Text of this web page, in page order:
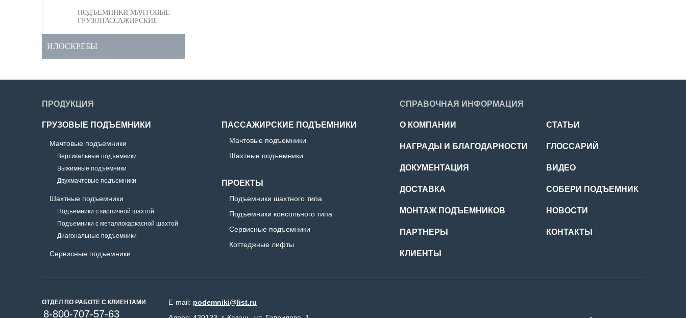
ПОДЪЕМНИКИ МАЧТОВЫЕ
ГРУЗОПАССАЖИРСКИЕ
ИЛОСКРЕБЫ
ПРОДУКЦИЯ
ГРУЗОВЫЕ ПОДЪЕМНИКИ
Мачтовые подъемники
Вертикальные подъемники
Выжимные подъемники
Двухмачтовые подъемники
Шахтные подъемники
Подъемники с кирпичной шахтой
Подъемники с металлокаркасной шахтой
Диагональные подъемники
Сервисные подъемники
ПАССАЖИРСКИЕ ПОДЪЕМНИКИ
Мачтовые подъемники
Шахтные подъемники
ПРОЕКТЫ
Подъемники шахтного типа
Подъемники консольного типа
Сервисные подъемники
Коттеджные лифты
СПРАВОЧНАЯ ИНФОРМАЦИЯ
О КОМПАНИИ
НАГРАДЫ И БЛАГОДАРНОСТИ
ДОКУМЕНТАЦИЯ
ДОСТАВКА
МОНТАЖ ПОДЪЕМНИКОВ
ПАРТНЕРЫ
КЛИЕНТЫ
СТАТЬИ
ГЛОССАРИЙ
ВИДЕО
СОБЕРИ ПОДЪЕМНИК
НОВОСТИ
КОНТАКТЫ
ОТДЕЛ ПО РАБОТЕ С КЛИЕНТАМИ
8-800-707-57-63
E-mail: podemniki@list.ru